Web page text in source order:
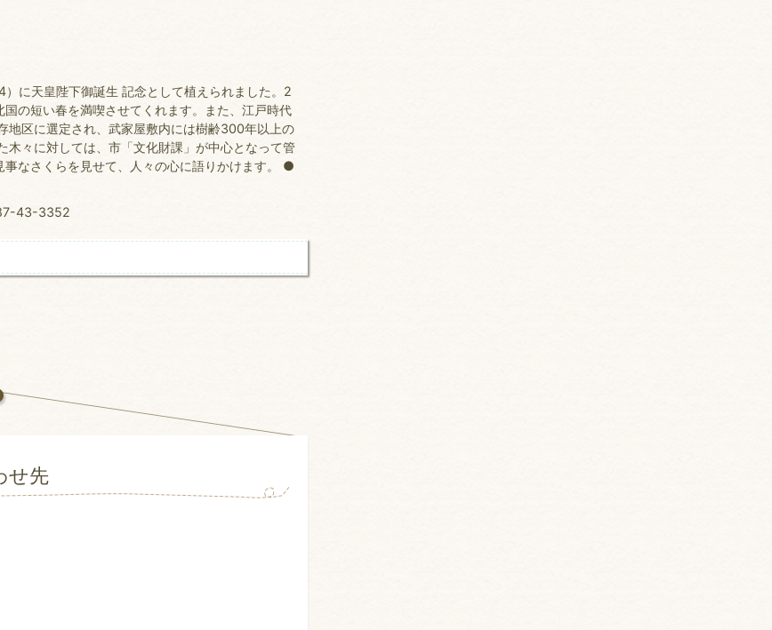
に天皇陛下御誕生 記念として植えられました。2
の短い春を満喫させてくれます。また、江戸時代
地区に選定され、武家屋敷内には樹齢300年以上の
々に対しては、市「文化財課」が中心となって管
なさくらを見せて、人々の心に語りかけます。 ●
43-3352
せ先